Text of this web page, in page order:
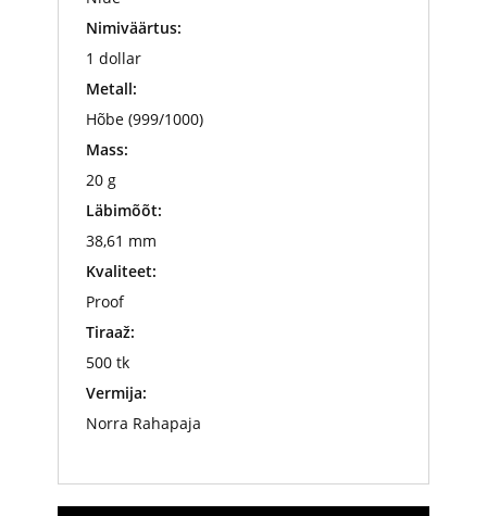
Nimiväärtus:
1 dollar
Metall:
Hõbe (999/1000)
Mass:
20 g
Läbimõõt:
38,61 mm
Kvaliteet:
Proof
Tiraaž:
500 tk
Vermija:
Norra Rahapaja